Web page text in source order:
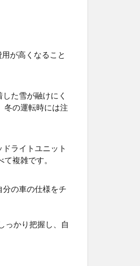
が高くなること
た雪が融けにく
冬の運転時には注
ライトユニット
複雑です。
の車の仕様をチ
っかり把握し、自